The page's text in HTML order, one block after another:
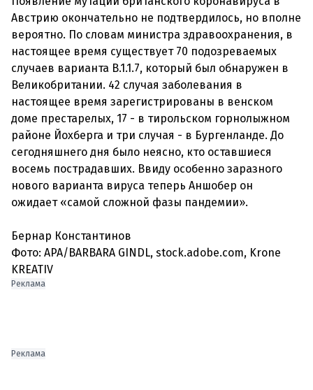
Австрию окончательно не подтвердилось, но вполне
вероятно. По словам министра здравоохранения, в
настоящее время существует 70 подозреваемых
случаев варианта B.1.1.7, который был обнаружен в
Великобритании. 42 случая заболевания в
настоящее время зарегистрированы в венском
доме престарелых, 17 - в тирольском горнолыжном
районе Йохберга и три случая - в Бургенланде. До
сегодняшнего дня было неясно, кто оставшиеся
восемь пострадавших. Ввиду особенно заразного
нового варианта вируса теперь Аншобер он
ожидает «самой сложной фазы пандемии».
Бернар Константинов
Фото: APA/BARBARA GINDL, stock.adobe.com, Krone
KREATIV
Реклама
Реклама